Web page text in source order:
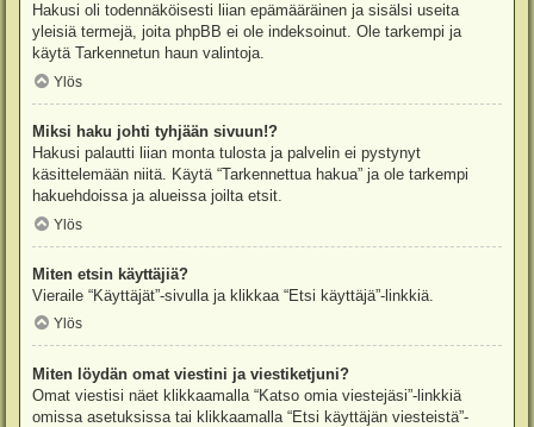
Hakusi oli todennäköisesti liian epämääräinen ja sisälsi useita
yleisiä termejä, joita phpBB ei ole indeksoinut. Ole tarkempi ja
käytä Tarkennetun haun valintoja.
Ylös
Miksi haku johti tyhjään sivuun!?
Hakusi palautti liian monta tulosta ja palvelin ei pystynyt
käsittelemään niitä. Käytä “Tarkennettua hakua” ja ole tarkempi
hakuehdoissa ja alueissa joilta etsit.
Ylös
Miten etsin käyttäjiä?
Vieraile “Käyttäjät”-sivulla ja klikkaa “Etsi käyttäjä”-linkkiä.
Ylös
Miten löydän omat viestini ja viestiketjuni?
Omat viestisi näet klikkaamalla “Katso omia viestejäsi”-linkkiä
omissa asetuksissa tai klikkaamalla “Etsi käyttäjän viesteistä”-